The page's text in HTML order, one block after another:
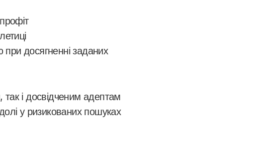
при досягненні заданих
так і досвідченим адептам
у ризикованих пошуках